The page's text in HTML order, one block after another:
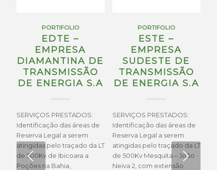
PORTIFOLIO
EDTE –
EMPRESA
DIAMANTINA DE
TRANSMISSÃO
DE ENERGIA S.A
SERVIÇOS PRESTADOS:
Identificação das áreas de
Reserva Legal a serem
atingidas pelo traçado da LT
de 500Kv de Ibicoara a
Poções na Bahia,
PORTIFOLIO
ESTE –
EMPRESA
SUDESTE DE
TRANSMISSÃO
DE ENERGIA S.A
SERVIÇOS PRESTADOS:
Identificação das áreas de
Reserva Legal a serem
atingidas pelo traçado da LT
de 500Kv Mesquita – João
Neiva 2, com extensão
Próximo